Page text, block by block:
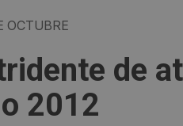
OCTUBRE
de
2012